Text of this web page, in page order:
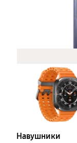
Навушники